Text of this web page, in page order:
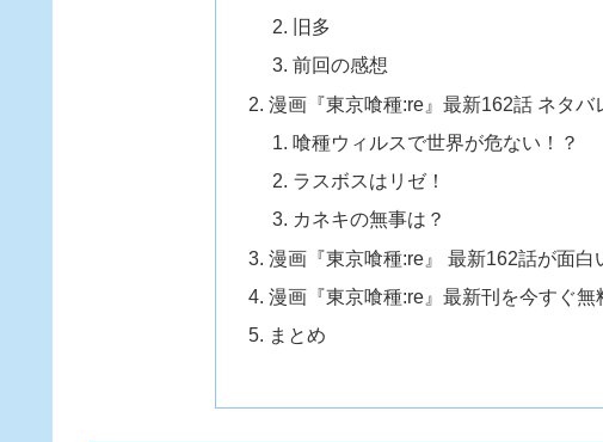
旧多
前回の感想
漫画『東京喰種:re』最新162話 ネタバ
喰種ウィルスで世界が危ない！？
ラスボスはリゼ！
カネキの無事は？
漫画『東京喰種:re』 最新162話が面白
漫画『東京喰種:re』最新刊を今すぐ無
まとめ